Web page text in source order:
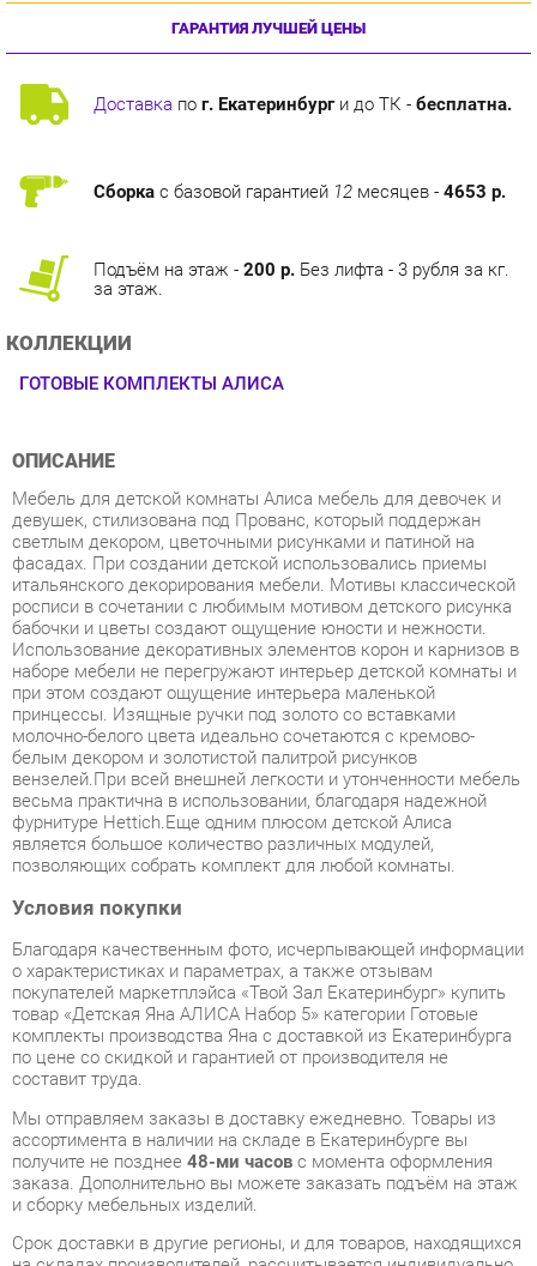
Доставкапог. Екатеринбурги до ТК -бесплатна.
КОЛЛЕКЦИИ
девушек, стилизована под Прованс, который поддержан
фасадах. При создании детской использовались приемы
итальянского декорирования мебели. Мотивы классической
росписи в сочетании с любимым мотивом детского рисунка
бабочки и цветы создают ощущение юности и нежности.
Использование декоративных элементов корон и карнизов в
наборе мебели не перегружают интерьер детской комнаты и
при этом создают ощущение интерьера маленькой
принцессы. Изящные ручки под золото со вставками
молочно-белого цвета идеально сочетаются с кремово-
белым декором и золотистой палитрой рисунков
вензелей.При всей внешней легкости и утонченности мебель
весьма практична в использовании, благодаря надежной
фурнитуре Hettich.Еще одним плюсом детской Алиса
является большое количество различных модулей,
позволяющих собрать комплект для любой комнаты.
Условия покупки
Благодаря качественным фото, исчерпывающей информации
покупателей маркетплэйса «Твой Зал Екатеринбург» купить
комплекты производства Яна с доставкой из Екатеринбурга
по цене со скидкой и гарантией от производителя не
составит труда.
Мы отправляем заказы в доставку ежедневно. Товары из
ассортимента в наличии на складе в Екатеринбурге вы
получите не позднее 48-ми часов
с момента оформления
заказа. Дополнительно вы можете заказать подъём на этаж
и сборку мебельных изделий.
Срок доставки в другие регионы, и для товаров, находящихся
на складах производителей, рассчитывается индивидуально.
Уточнить наличие, срок и стоимость доставки вы можете
через формуобратной связи.
В любой момент до передачи заказа в доставку, а также в